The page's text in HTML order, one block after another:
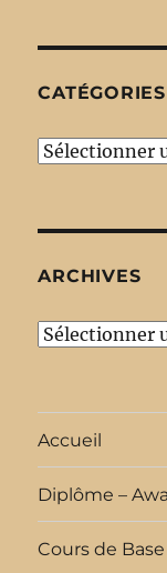
CATÉGORIES
Catégories
ARCHIVES
Archives
Accueil
Diplôme –
Cours de